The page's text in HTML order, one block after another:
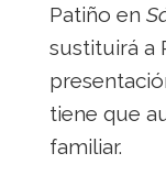
Patiño en
sustituirá a
tiene que
familiar.